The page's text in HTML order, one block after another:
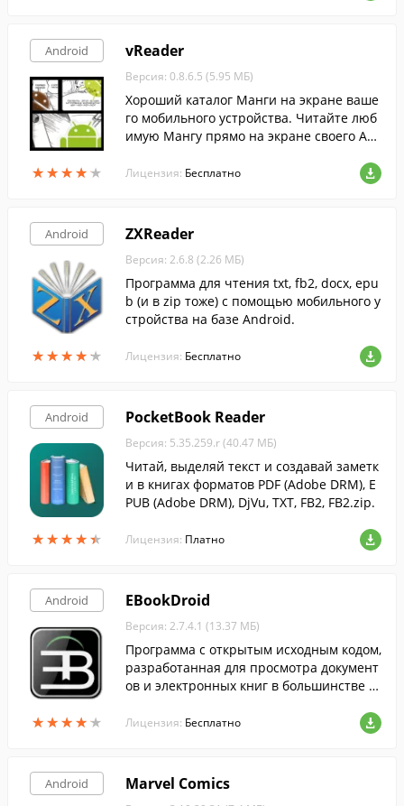
Android
★★★★★
★★★★★
vReader
Версия: 0.8.6.5 (5.95 МБ)
Хороший каталог Манги на экране ваше
го мобильного устройства. Читайте люб
имую Мангу прямо на экране своего An
Лицензия: Бесплатно
Android
★★★★★
★★★★★
ZXReader
Версия: 2.6.8 (2.26 МБ)
Программа для чтения txt, fb2, docx, epu
b (и в zip тоже) с помощью мобильного у
стройства на базе Android.
Лицензия: Бесплатно
Android
★★★★★
★★★★★
PocketBook Reader
Версия: 5.35.259.r (40.47 МБ)
Читай, выделяй текст и создавай заметк
и в книгах форматов PDF (Adobe DRM), E
PUB (Adobe DRM), DjVu, TXT, FB2, FB2.zip.
Лицензия: Платно
Android
★★★★★
★★★★★
EBookDroid
Версия: 2.7.4.1 (13.37 МБ)
Программа с открытым исходным кодом,
разработанная для просмотра документ
ов и электронных книг в большинстве п
Лицензия: Бесплатно
Android Marvel Comics